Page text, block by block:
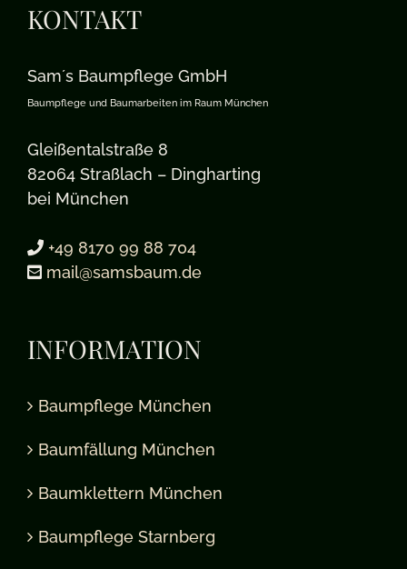
KONTAKT
Sam´s Baumpflege GmbH
Baumpflege und Baumarbeiten im Raum München
Gleißentalstraße 8
82064 Straßlach – Dingharting
bei München
+49 8170 99 88 704
mail@samsbaum.de
INFORMATION
Baumpflege München
Baumfällung München
Baumklettern München
Baumpflege Starnberg